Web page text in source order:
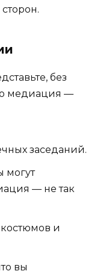
без
медиация —
заседаний.
могут
— не так
и
вы